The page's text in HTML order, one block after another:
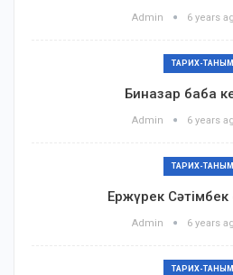
Admin 6 years
ТАРИХ-ТАНЫМ
Биназар баба
Admin 6 years
ТАРИХ-ТАНЫМ
Ержүрек Сәтімбек
Admin 6 years
ТАРИХ-ТАНЫМ